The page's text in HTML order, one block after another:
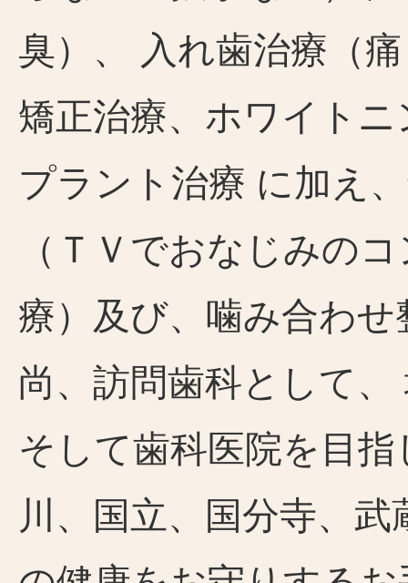
臭）、 入れ歯治療（
矯正治療、ホワイト
プラント治療 に加え
（ＴＶでおなじみの
療）及び、噛み合わ
尚、訪問歯科として
そして歯科医院を目
川、国立、国分寺、